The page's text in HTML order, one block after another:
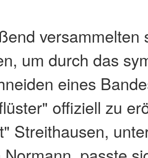
versammelten
um durch das
eines
offiziell zu
Streithausen,